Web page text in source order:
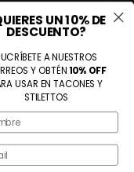
UN 10% DE
DESCUENTO?
A NUESTROS
Y OBTÉN10% OFF
USAR EN TACONES Y
STILETTOS